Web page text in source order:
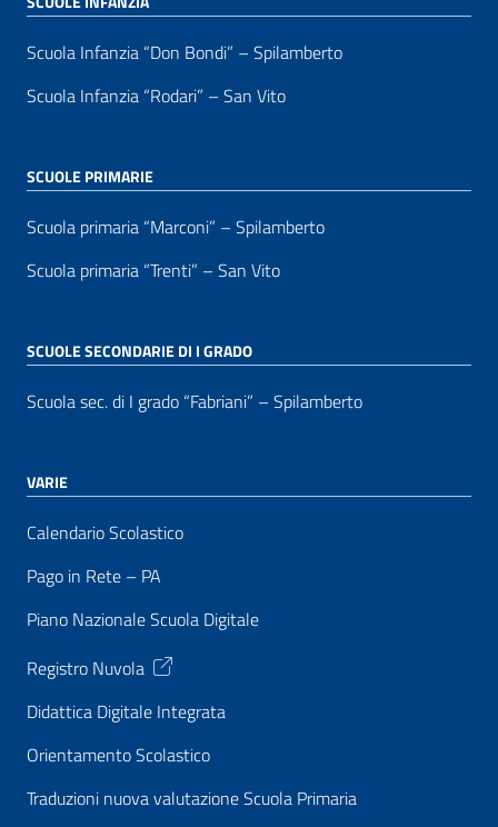
Scuola Infanzia “Don Bondi” – Spilamberto
Scuola Infanzia “Rodari” – San Vito
SCUOLE PRIMARIE
Scuola primaria “Marconi” – Spilamberto
Scuola primaria “Trenti” – San Vito
SCUOLE SECONDARIE DI I GRADO
Scuola sec. di I grado “Fabriani” – Spilamberto
VARIE
Calendario Scolastico
Pago in Rete – PA
Piano Nazionale Scuola Digitale
Registro Nuvola
Didattica Digitale Integrata
Orientamento Scolastico
Traduzioni nuova valutazione Scuola Primaria